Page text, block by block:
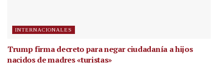
INTERNACIONALES
Trump firma decreto para negar ciudadanía a hijos
nacidos de madres «turistas»